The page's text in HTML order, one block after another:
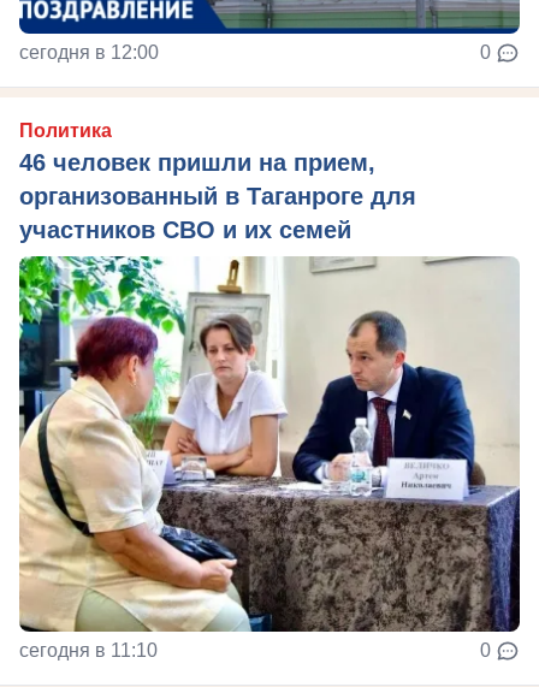
сегодня в 12:00 0
Политика
46 человек пришли на прием,
организованный в Таганроге для
участников СВО и их семей
сегодня в 11:10 0